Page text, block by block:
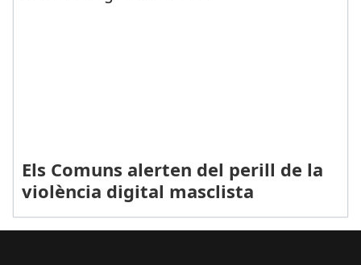
Els Comuns alerten del perill de la
violència digital masclista